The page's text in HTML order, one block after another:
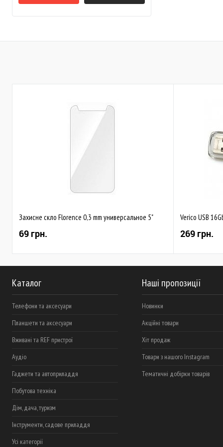
Показати ще 1
Захисне скло Florence 0,3 mm универсальное 5"
69 грн.
Verico USB
269 грн.
Каталог
Телефони та аксесуари
Планшети та аксесуари
Вживані та REF пристрої
Аудіо
Гаджети та автоприладдя
Побутова техніка
Дім, дача, туризм
Інструменти, садове приладдя
Усі категорії
Наші пропозиції
Новинки
Акційні товари
Хіт продаж
Товари з нашого Instagram
Тематичні добірки товарів